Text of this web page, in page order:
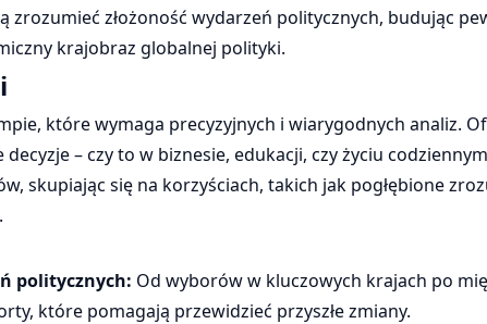
złożoność wydarzeń politycznych, budując
krajobraz globalnej polityki.
które wymaga precyzyjnych i wiarygodnych analiz.
– czy to w biznesie, edukacji, czy życiu
skupiając się na korzyściach, takich jak pogłębione
politycznych: Od wyborów w kluczowych krajach po
które pomagają przewidzieć przyszłe zmiany.